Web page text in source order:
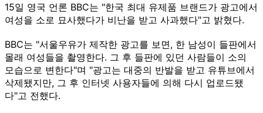
15일 영국 언론 BBC는 "한국 최대 유제품 브랜드가 광고에서
여성을 소로 묘사했다가 비난을 받고 사과했다"고 밝혔다.
BBC는 "서울우유가 제작한 광고를 보면, 한 남성이 들판에서
몰래 여성들을 촬영한다. 그 후 들판에 있던 사람들이 소의
모습으로 변한다"며 "광고는 대중의 반발을 받고 유튜브에서
삭제됐지만, 그 후 인터넷 사용자들에 의해 다시 업로드됐
다"고 전했다.